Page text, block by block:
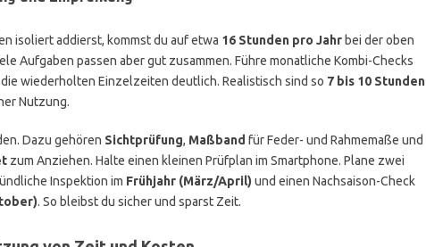
isoliert addierst, kommst du auf etwa 16 Stunden pro Jahrbei der oben
Aufgaben passen aber gut zusammen. Führe monatliche Kombi-Checks
wiederholten Einzelzeiten deutlich. Realistisch sind so 7 bis 10 Stunden
Nutzung.
Dazu gehören Sichtprüfung, Maßband für Feder- und Rahmemaße und
zum Anziehen. Halte einen kleinen Prüfplan im Smartphone. Plane zwei
Inspektion im Frühjahr (März/April) und einen Nachsaison-Check
. So bleibst du sicher und sparst Zeit.